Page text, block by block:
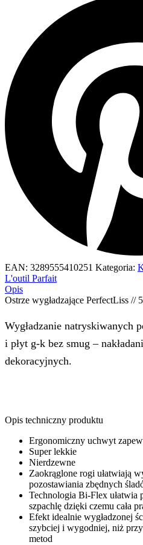
EAN: 3289555410251 Kategoria:
L'outil Parfait
Opis
Ostrze wygładzające PerfectLiss //
Wygładzanie natryskiwanych
i płyt g-k bez smug –
dekoracyjnych.
Opis techniczny produktu
Ergonomiczny uchwyt
Super lekkie
Nierdzewne
Zaokrąglone rogi ułatwiają
pozostawiania zbędnych
Technologia Bi-Flex ułatwia
szpachlę dzięki czemu cała
Efekt idealnie wygładzonej
szybciej i wygodniej, niż
metod